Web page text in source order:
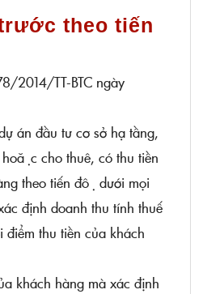
theo tiến
2014/TT-BTC ngày
án đầu tư cơ sở hạ tầng,
cho thuê, có thu tiền
theo tiến độ dưới mọi
định doanh thu tính thuế
thu tiền của khách
khách hàng mà xác định